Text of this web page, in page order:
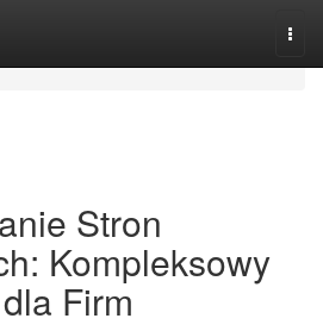
Stron
Kompleksowy
Firm